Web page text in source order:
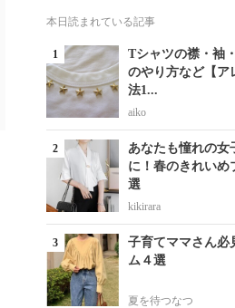
本日読まれている記事
Tシャツの襟・袖
のやり方など【ア
法1...
aiko
あなたも憧れの女
に！春のきれいめ
選
kikirara
子育てママさん必
ム４選
夏を待つなつ